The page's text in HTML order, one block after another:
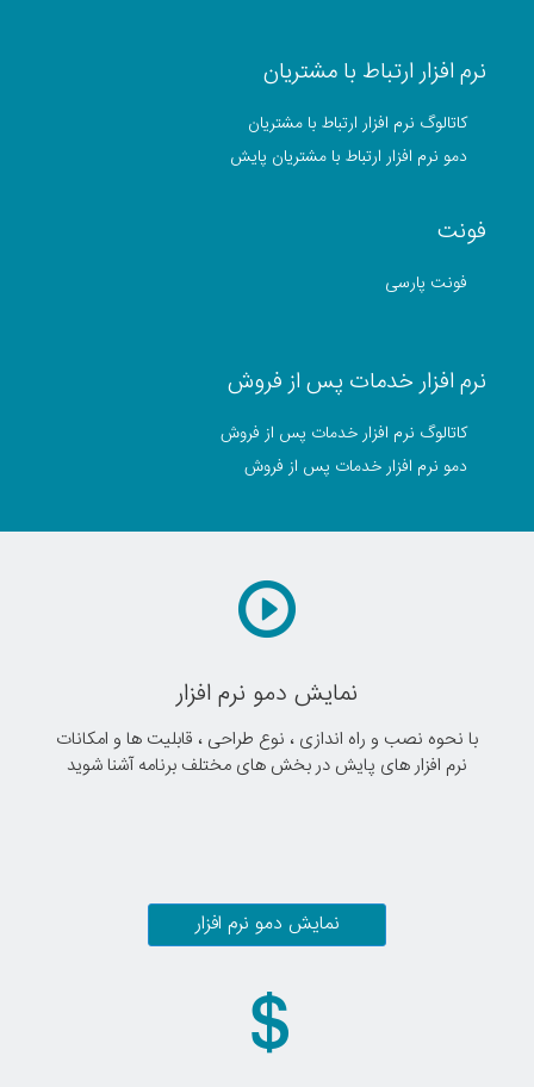
نرم افزار ارتباط با مشتریان
کاتالوگ نرم افزار ارتباط با مشتریان
دمو نرم افزار ارتباط با مشتریان پایش
فونت
فونت پارسی
نرم افزار خدمات پس از فروش
کاتالوگ نرم افزار خدمات پس از فروش
دمو نرم افزار خدمات پس از فروش
نمایش دمو نرم افزار
با نحوه نصب و راه اندازی ، نوع طراحی ، قابلیت ها و امکانات
نرم افزار های پایش در بخش های مختلف برنامه آشنا شوید
نمایش دمو نرم افزار